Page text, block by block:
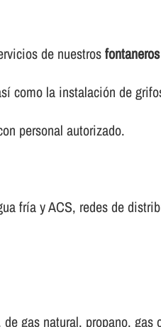
de nuestros
como la instalación de
personal autorizado.
frí­a y ACS, redes de
gas natural, propano, gas